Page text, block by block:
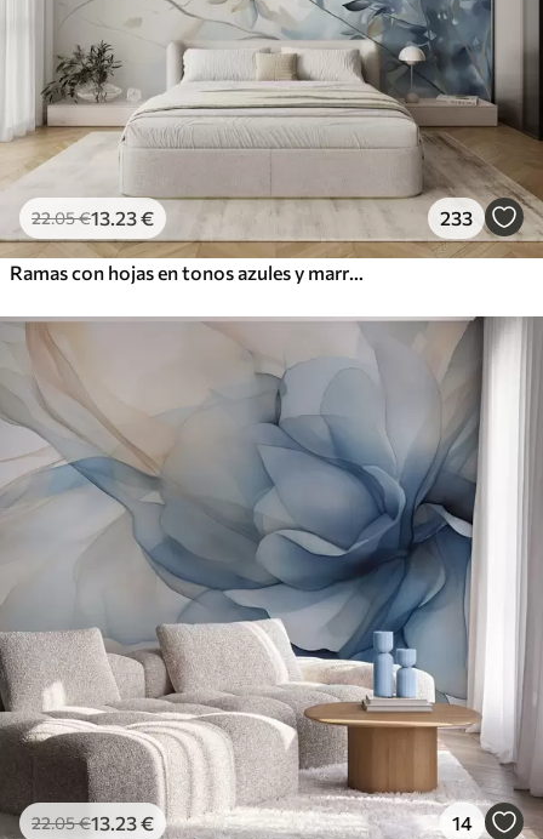
22.05€13 .23€ 233
22.05€13 .23€ 14